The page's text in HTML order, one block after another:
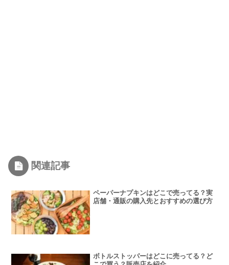
関連記事
ペーパーナプキンはどこで売ってる？実
店舗・通販の購入先とおすすめの選び方
ボトルストッパーはどこに売ってる？ど